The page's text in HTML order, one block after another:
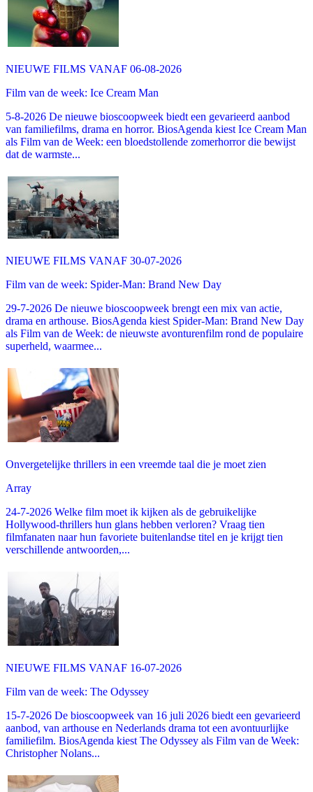
NIEUWE FILMS VANAF 06-08-2026
Film van de week: Ice Cream Man
5-8-2026 De nieuwe bioscoopweek biedt een gevarieerd aanbod
van familiefilms, drama en horror. BiosAgenda kiest Ice Cream Man
als Film van de Week: een bloedstollende zomerhorror die bewijst
dat de warmste...
NIEUWE FILMS VANAF 30-07-2026
Film van de week: Spider-Man: Brand New Day
29-7-2026 De nieuwe bioscoopweek brengt een mix van actie,
drama en arthouse. BiosAgenda kiest Spider-Man: Brand New Day
als Film van de Week: de nieuwste avonturenfilm rond de populaire
superheld, waarmee...
Onvergetelijke thrillers in een vreemde taal die je moet zien
Array
24-7-2026 Welke film moet ik kijken als de gebruikelijke
Hollywood-thrillers hun glans hebben verloren? Vraag tien
filmfanaten naar hun favoriete buitenlandse titel en je krijgt tien
verschillende antwoorden,...
NIEUWE FILMS VANAF 16-07-2026
Film van de week: The Odyssey
15-7-2026 De bioscoopweek van 16 juli 2026 biedt een gevarieerd
aanbod, van arthouse en Nederlands drama tot een avontuurlijke
familiefilm. BiosAgenda kiest The Odyssey als Film van de Week:
Christopher Nolans...